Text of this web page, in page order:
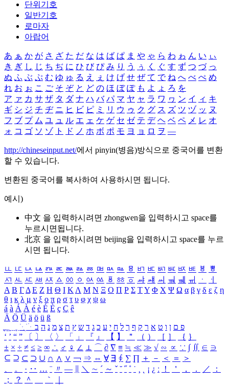
단위기호
일반기호
로마자
아랍어
あ ぁ か が さ ざ た だ な は ば ぱ ま や ゃ ら わ ゎ ん い ぃ
き ぎ し じ ち ぢ に ひ び ぴ み り う ぅ く ぐ す ず つ づ っ
ぬ ふ ぶ ぷ む ゆ ゅ る え ぇ け げ せ ぜ て で ね へ べ ぺ め
れ お ぉ こ ご そ ぞ と ど の ほ ぼ ぽ も よ ょ ろ を
ア ァ カ サ ザ タ ダ ナ ハ バ パ マ ヤ ャ ラ ワ ヮ ン イ ィ キ
ギ シ ジ チ ヂ ニ ヒ ビ ピ ミ リ ウ ゥ ク グ ス ズ ツ ヅ ッ ヌ
フ ブ プ ム ユ ュ ル エ ェ ケ ゲ セ ゼ テ デ ヘ ベ ペ メ レ オ
ォ コ ゴ ソ ゾ ト ド ノ ホ ボ ポ モ ヨ ョ ロ ヲ ―
http://chineseinput.net/에서 pinyin(병음)방식으로 중국어를 변환
할 수 있습니다.
변환된 중국어를 복사하여 사용하시면 됩니다.
예시)
中文 을 입력하시려면 zhongwen을 입력하시고 space를
누르시면됩니다.
北京 을 입력하시려면 beijing을 입력하시고 space를 누르
시면 됩니다.
ㅥ ㅦ ㅧ ㅨ ㅩ ㅪ ㅫ ㅬ ㅭ ㅮ ㅯ ㅰ ㅱ ㅲ ㅳ ㅴ ㅵ ㅶ ㅷ ㅸ
ㅹ
ㅺ ㅻ ㅼ ㅽ ㅾ ㅿ ㆀ ㆁ ㆂ ㆃ ㆄ ㆅ ㆆ ㆇ ㆈ ㆉ ㆊ ㆋ ㆌ ㆍ
ㆎ
Α Β ΓΔ Ε Ζ Η Θ Ι ΚΛ Μ Ν Ξ Ο Π Ρ Σ ΤΥ Φ Χ Ψ Ω α β γ δ ε ζ η
θ ι κ λ μ ν ξ ο π ρ σ τ υ φ χ ψ ω
á à Á À é è É È ç Ç ê
Ä Ö Ü ä ö ü ß
ִֶֹ ֻּ ׁׂ פ ם ן ו ט א ר ק ף ך ל ח י ע כ ג ד ש ץ ת צ מ נ ה ב
‘ ’ “ ” 〔 〕 〈 〉 「 」 『 』 【 】 ＂ （ ） ［ ］ ｛ ｝
± × ÷ ≠ ≤ ≥ ∞ ∴ ♂ ♀ ∠ ⊥ ⌒ ∂ ∇ ≡ ≒ ≪ ≫ √ ∽ ∝ ∵ ∫ ∬ ∈ ∋
⊆ ⊇ ⊂ ⊃ ∪ ∩ ∧ ∨ ￢ ⇒ ⇔ ∀ ∃ ∮ ∑ ∏ ＋ － ＜ ＝
＞
、
。 · ‥ … ¨ 〃 ― ＼ ∼ ´ ～ ˇ ˘ ˝ ˚ ˙ ¸ ¡ ¿ ː ！ ＇ ， ． ／
：
；
？ ＾ ｀